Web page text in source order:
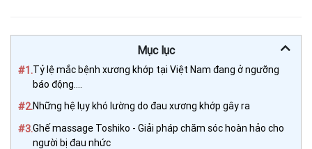
Mục lục
#1.Tỷ lệ mắc bệnh xương khớp tại Việt Nam đang ở ngưỡng
báo động….
#2.Những hệ lụy khó lường do đau xương khớp gây ra
#3.Ghế massage Toshiko - Giải pháp chăm sóc hoàn hảo cho
người bị đau nhức